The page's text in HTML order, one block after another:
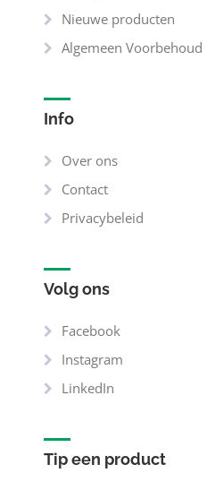
Nieuwe producten
Algemeen Voorbehoud
Info
Over ons
Contact
Privacybeleid
Volg ons
Facebook
Instagram
LinkedIn
Tip een product